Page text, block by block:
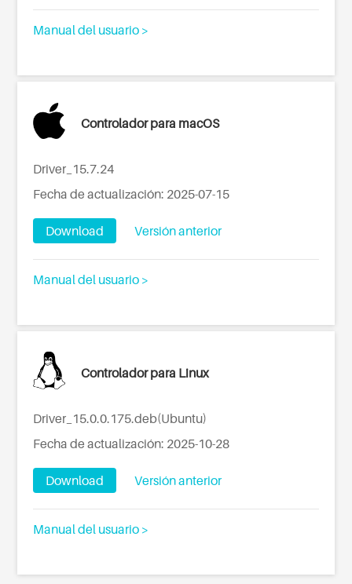
Manual del usuario >
Controlador para macOS
Driver_15.7.24
Fecha de actualización: 2025-07-15
Download Versión anterior
Manual del usuario >
Controlador para Linux
Driver_15.0.0.175.deb(Ubuntu)
Fecha de actualización: 2025-10-28
Download Versión anterior
Manual del usuario >